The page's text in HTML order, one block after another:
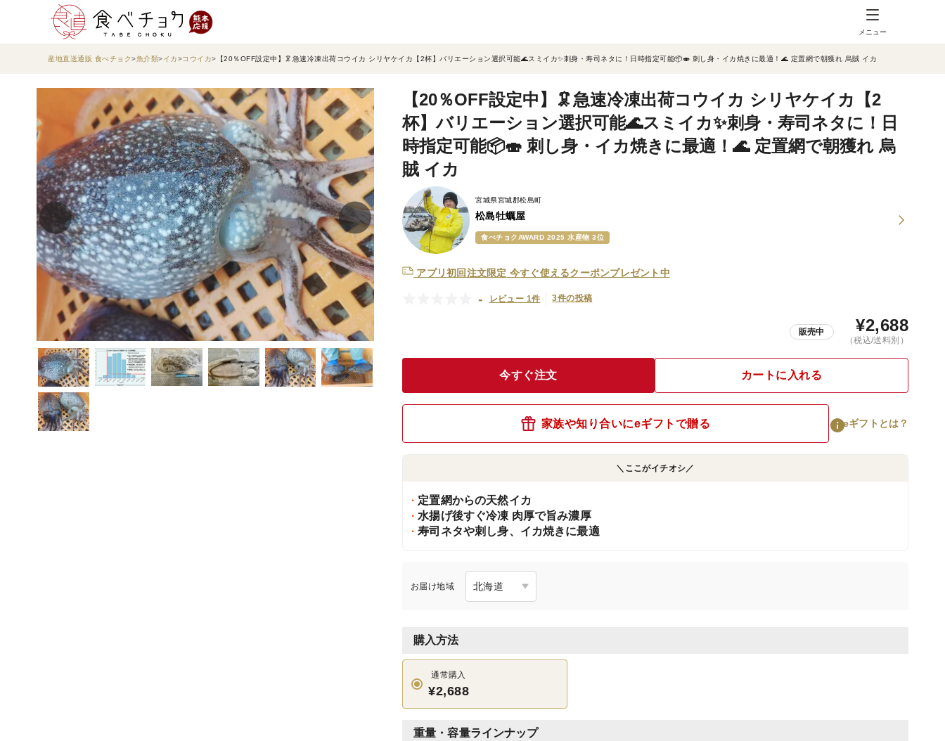
メニュー
産地直送通販 食べチョク 魚介類 イカ コウイカ 【20％OFF設定中】🦑急速冷凍出荷コウイカ シリヤケイカ【2杯】バリエーション選択可能🌊スミイカ✨刺身・寿司ネタに！日時指定可能📦🍣 刺し身・イカ焼きに最適！🌊 定置網で朝獲れ 烏賊 イカ
【20％OFF設定中】🦑急速冷凍出荷コウイカ シリヤケイカ【2
杯】バリエーション選択可能🌊スミイカ✨刺身・寿司ネタに！日
時指定可能📦🍣 刺し身・イカ焼きに最適！🌊 定置網で朝獲れ 烏
賊 イカ
宮城県宮城郡松島町
松島牡蠣屋
食べチョクAWARD 2025 水産物 3位
アプリ初回注文限定 今すぐ使えるクーポンプレゼント中
- レビュー 1件 3件の投稿
販売中 ¥2,688
（税込/送料別）
今すぐ注文 カートに入れる
家族や知り合いにeギフトで贈る eギフトとは？
＼ここがイチオシ／
定置網からの天然イカ
水揚げ後すぐ冷凍 肉厚で旨み濃厚
寿司ネタや刺し身、イカ焼きに最適
お届け地域
購入方法
通常購入
¥2,688
重量・容量ラインナップ